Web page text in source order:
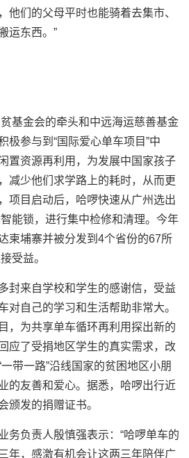
他们的父母平时也能骑着去集市、
运东西。”
基金会的牵头和中远海运慈善基金
极参与到“国际爱心单车项目”中
置资源再利用，为发展中国家孩子
减少他们求学路上的耗时，从而更
项目启动后，哈啰快速从广州选出
能锁，进行集中检修和清理。今年
柬埔寨并被分发到4个省份的67所
受益。
封来自学校和学生的感谢信，受益
对自己的学习和生活帮助非常大。
，为共享单车循环再利用探出新的
应了受捐地区学生的真实需求，改
带一路”沿线国家的贫困地区小朋
的友善和爱心。据悉，哈啰出行近
颁发的捐赠证书。
务负责人殷慎强表示：“哈啰单车的
年，感激有机会让这两三年陪伴广